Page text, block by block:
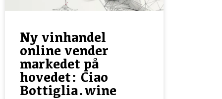
Ny vinhandel
online vender
markedet på
hovedet: Ciao
Bottiglia.wine